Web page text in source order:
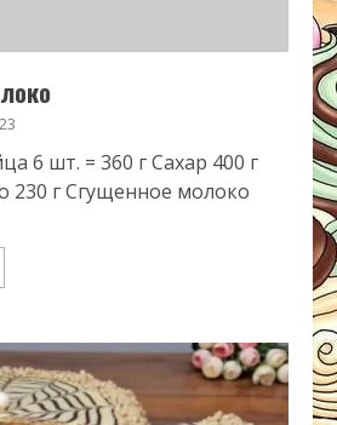
6 шт. = 360 г Сахар 400 г
230 г Сгущенное молоко